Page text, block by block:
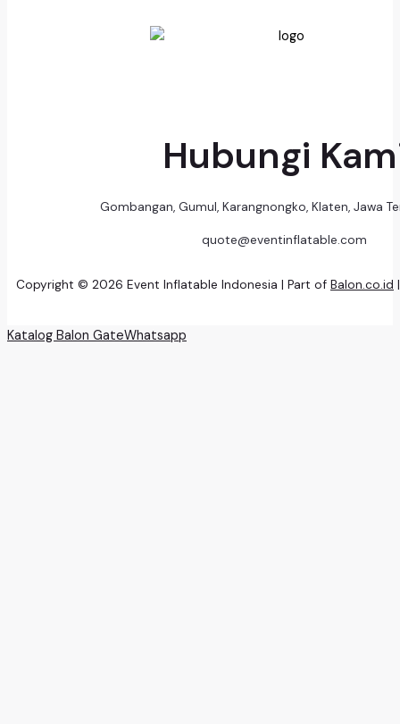
Hubungi
Gombangan, Gumul, Karangnongko, Klaten, Jawa
quote@eventinflatable.com
Copyright © 2026 Event Inflatable Indonesia | Part of Balon.co.id
Katalog Balon GateWhatsapp